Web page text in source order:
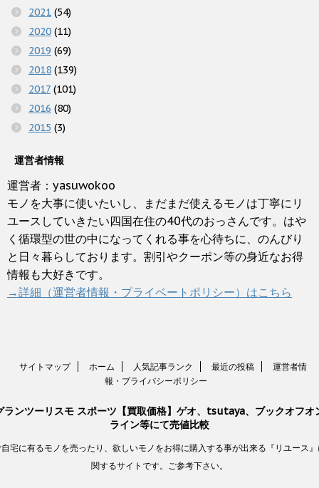
2021 (54)
2020 (11)
2019 (69)
2018 (139)
2017 (101)
2016 (80)
2015 (3)
運営者情報
運営者：yasuwokoo
モノを大事に使いたいし、まだまだ使えるモノは丁寧にリ
ユースしていきたい四国在住の40代のおっさんです。はや
く循環型の世の中になってくれる事を心待ちに、のんびり
と日々暮らしております。割引やクーポン等の身近なお得
情報も大好きです。
→詳細（運営者情報・プライベートポリシー）はこちら
サイトマップ ホーム 人気記事ランク 最近の投稿
運営者情
報・プライバシーポリシー
ランツーリスモ スポーツ【買取価格】ゲオ、tsutaya、ブックオフオ
ライン等にて売値比較
宅に有るモノを売ったり、欲しいモノをお得に購入する事が出来る『リユース
関するサイトです。ご参考下さい。